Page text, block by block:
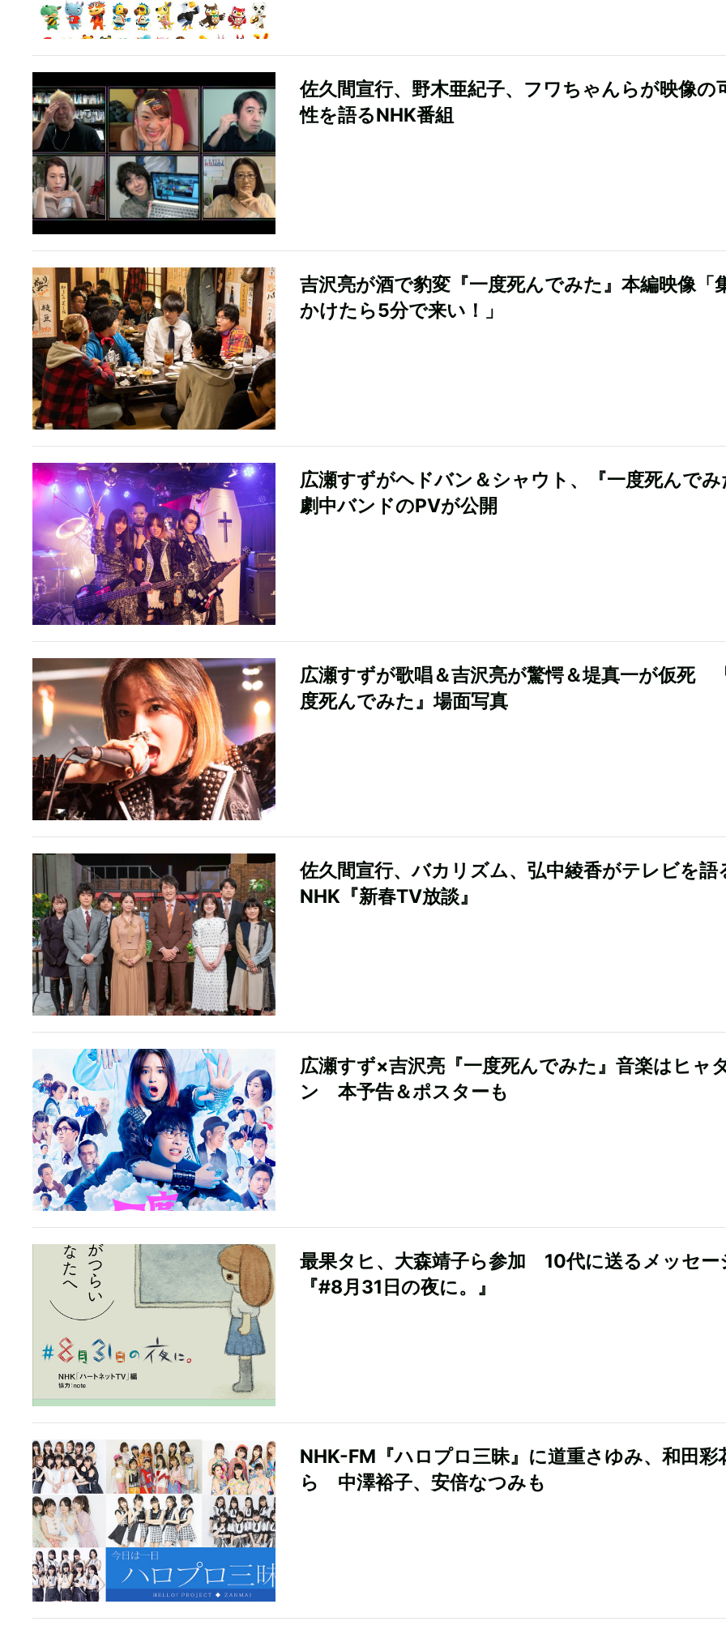
佐久間宣行、野木亜紀子、フワちゃんらが映像の
性を語るNHK番組
吉沢亮が酒で豹変『一度死んでみた』本編映像「
かけたら5分で来い！」
広瀬すずがヘドバン＆シャウト、『一度死んでみ
劇中バンドのPVが公開
広瀬すずが歌唱＆吉沢亮が驚愕＆堤真一が仮死
度死んでみた』場面写真
佐久間宣行、バカリズム、弘中綾香がテレビを
NHK『新春TV放談』
広瀬すず×吉沢亮『一度死んでみた』音楽はヒャ
ン 本予告＆ポスターも
最果タヒ、大森靖子ら参加 10代に送るメッセー
『#8月31日の夜に。』
NHK-FM『ハロプロ三昧』に道重さゆみ、和田彩
ら 中澤裕子、安倍なつみも